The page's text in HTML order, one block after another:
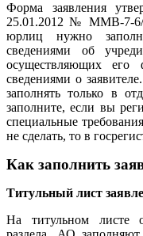
Форма заявления
25.01.2012 № ММВ-7-6/
юрлиц нужно
сведениями об
осуществляющих
сведениями о
заполнять только в
заполните, если вы
специальные
не сделать, то в
Как заполнить
Титульный лист
На титульном листе